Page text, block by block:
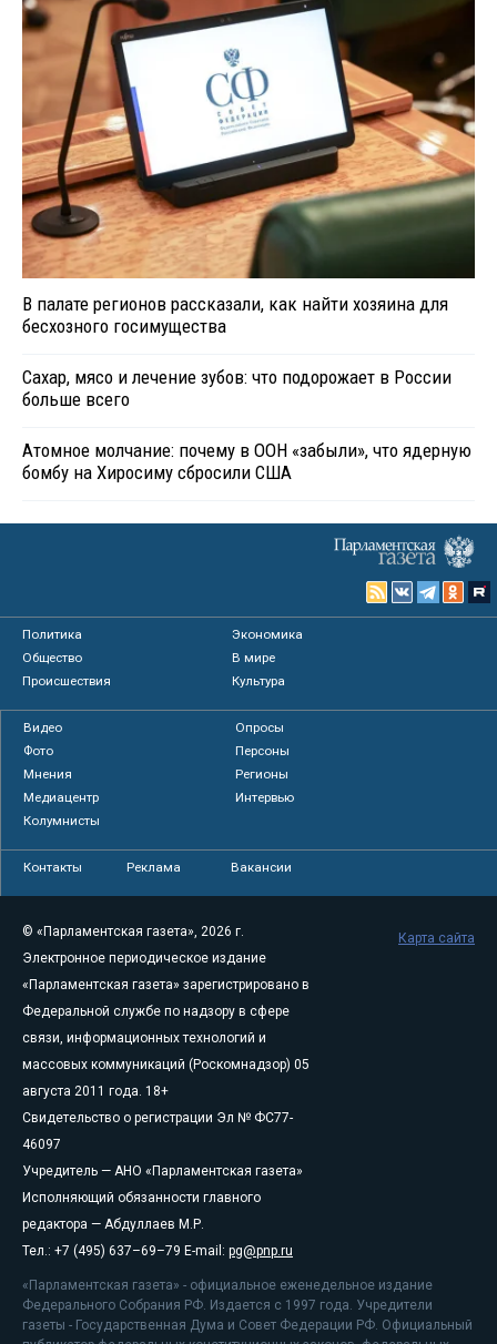
В палате регионов рассказали, как найти хозяина для
бесхозного госимущества
Сахар, мясо и лечение зубов: что подорожает в России
больше всего
Атомное молчание: почему в ООН «забыли», что ядерную
бомбу на Хиросиму сбросили США
Политика
Экономика
Общество
В мире
Происшествия
Культура
Видео
Опросы
Фото
Персоны
Мнения
Регионы
Медиацентр
Интервью
Колумнисты
Контакты Реклама Вакансии
© «Парламентская газета», 2026 г.
Электронное периодическое издание
«Парламентская газета» зарегистрировано в
Федеральной службе по надзору в сфере
связи, информационных технологий и
массовых коммуникаций (Роскомнадзор) 05
августа 2011 года. 18+
Свидетельство о регистрации Эл № ФС77-
46097
Учредитель — АНО «Парламентская газета»
Исполняющий обязанности главного
редактора — Абдуллаев М.Р.
Тел.: +7 (495) 637–69–79 E-mail: pg@pnp.ru
«Парламентская газета» - официальное еженедельное издание
Федерального Собрания РФ. Издается с 1997 года. Учредители
газеты - Государственная Дума и Совет Федерации РФ. Официальный
Карта сайта